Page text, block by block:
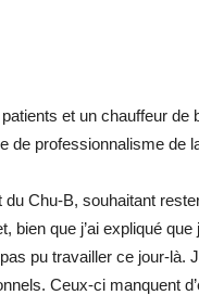
patients et un chauffeur
de professionnalisme de
du Chu-B, souhaitant
bien que j’ai expliqué
pas pu travailler ce jour-
Ceux-ci manquent